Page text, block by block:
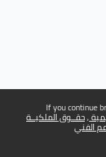
If you continue
حقــوق الملكيــة
الفني